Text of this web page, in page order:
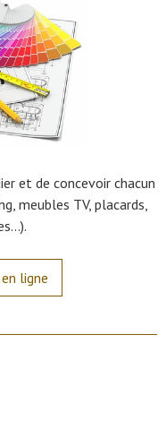
et de concevoir chacun
meubles TV, placards,
ligne